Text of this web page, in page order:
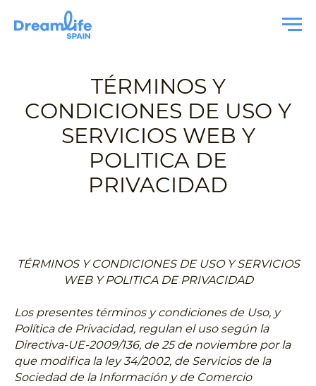
TÉRMINOS Y
CONDICIONES DE USO Y
SERVICIOS WEB Y
POLITICA DE
PRIVACIDAD
TÉRMINOS Y CONDICIONES DE USO Y SERVICIOS
WEB Y POLITICA DE PRIVACIDAD
Los presentes términos y condiciones de Uso, y
Política de Privacidad, regulan el uso según la
Directiva-UE-2009/136, de 25 de noviembre por la
que modifica la ley 34/2002, de Servicios de la
Sociedad de la Información y de Comercio